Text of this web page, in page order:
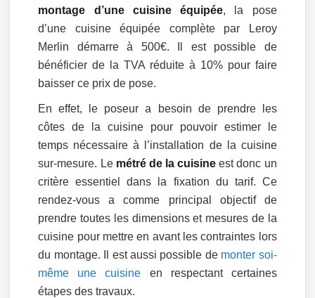
montage d’une cuisine équipée, la pose
d’une cuisine équipée complète par Leroy
Merlin démarre à 500€. Il est possible de
bénéficier de la TVA réduite à 10% pour faire
baisser ce prix de pose.
En effet, le poseur a besoin de prendre les
côtes de la cuisine pour pouvoir estimer le
temps nécessaire à l’installation de la cuisine
sur-mesure. Le métré de la cuisine est donc un
critère essentiel dans la fixation du tarif. Ce
rendez-vous a comme principal objectif de
prendre toutes les dimensions et mesures de la
cuisine pour mettre en avant les contraintes lors
du montage. Il est aussi possible de monter soi-
même une cuisine en respectant certaines
étapes des travaux.